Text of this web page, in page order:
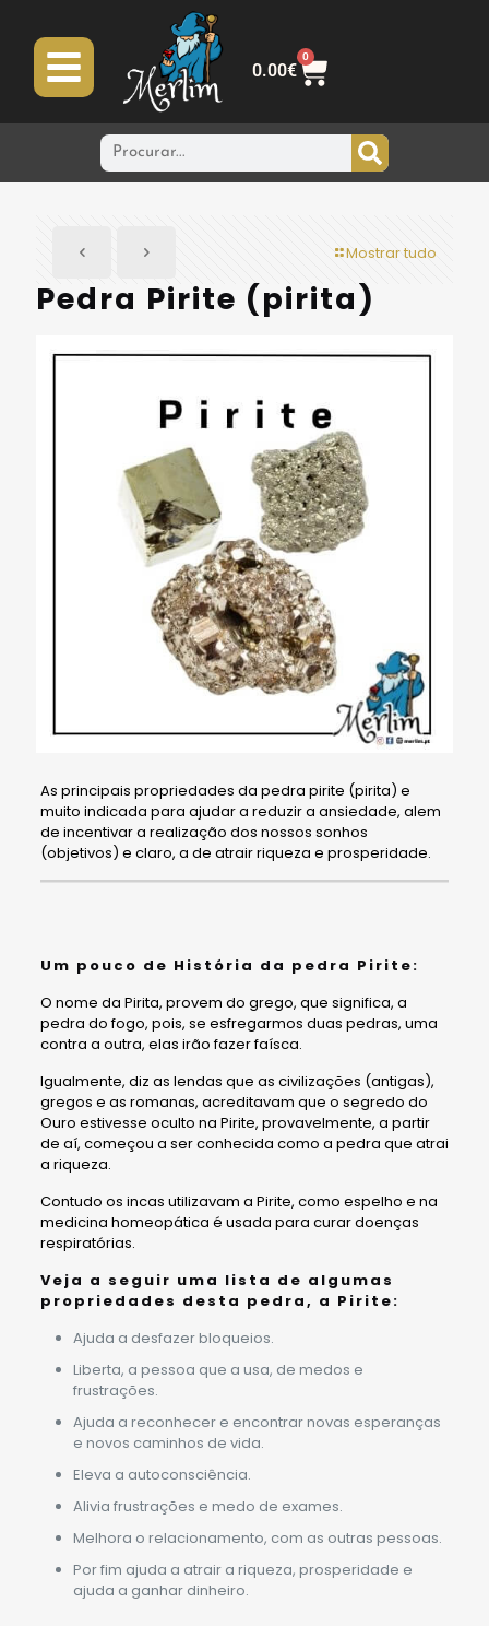
0.00€
0
Mostrar tudo
Pedra Pirite (pirita)
As principais propriedades da pedra pirite (pirita) e
muito indicada para ajudar a reduzir a ansiedade, alem
de incentivar a realização dos nossos sonhos
(objetivos) e claro, a de atrair riqueza e prosperidade.
Um pouco de História da pedra Pirite:
O nome da Pirita, provem do grego, que significa, a
pedra do fogo, pois, se esfregarmos duas pedras, uma
contra a outra, elas irão fazer faísca.
Igualmente, diz as lendas que as civilizações (antigas),
gregos e as romanas, acreditavam que o segredo do
Ouro estivesse oculto na Pirite, provavelmente, a partir
de aí, começou a ser conhecida como a pedra que atrai
a riqueza.
Contudo os incas utilizavam a Pirite, como espelho e na
medicina homeopática é usada para curar doenças
respiratórias.
Veja a seguir uma lista de algumas
propriedades desta pedra, a Pirite:
Ajuda a desfazer bloqueios.
Liberta, a pessoa que a usa, de medos e
frustrações.
Ajuda a reconhecer e encontrar novas esperanças
e novos caminhos de vida.
Eleva a autoconsciência.
Alivia frustrações e medo de exames.
Melhora o relacionamento, com as outras pessoas.
Por fim ajuda a atrair a riqueza, prosperidade e
ajuda a ganhar dinheiro.